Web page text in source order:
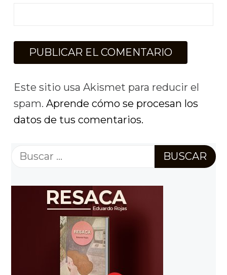
Este sitio usa Akismet para reducir el
spam. Aprende cómo se procesan los
datos de tus comentarios.
Buscar: